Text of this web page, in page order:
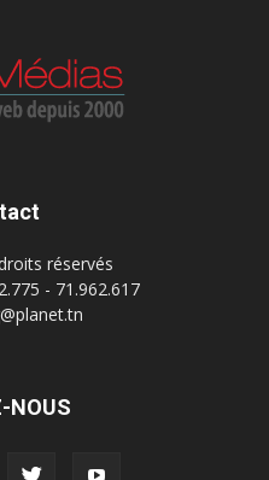
réservés
- 71.962.617
NOUS